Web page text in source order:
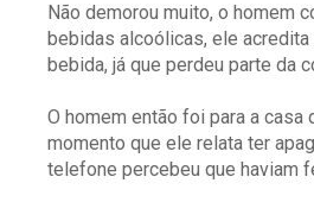
Não demorou muito, o homem
bebidas alcoólicas, ele
bebida, já que perdeu parte da
O homem então foi para a
momento que ele relata ter
telefone percebeu que haviam